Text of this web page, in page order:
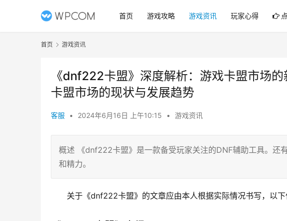
首页 游戏攻略 游戏资讯 玩家心得
首页 游戏资讯
《dnf222卡盟》深度解析：游戏卡盟市场
卡盟市场的现状与发展趋势
客服 • 2024年6月16日 上午10:15 • 游戏资讯
概述 《dnf222卡盟》是一款备受玩家关注的DNF辅助工具。还
和精力。
关于《dnf222卡盟》的文章应由本人根据实际情况书写，以下